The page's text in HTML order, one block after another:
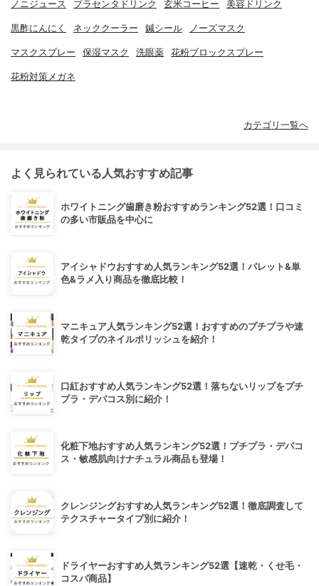
ノニジュース プラセンタドリンク 玄米コーヒー 美容ドリンク
黒酢にんにく ネッククーラー 鍼シール ノーズマスク
マスクスプレー 保湿マスク 洗眼薬 花粉ブロックスプレー
花粉対策メガネ
カテゴリ一覧へ
よく見られている人気おすすめ記事
ホワイトニング歯磨き粉おすすめランキング52選！口コミ
の多い市販品を中心に
アイシャドウおすすめ人気ランキング52選！パレット&単
色&ラメ入り商品を徹底比較！
マニキュア人気ランキング52選！おすすめのプチプラや速
乾タイプのネイルポリッシュを紹介！
口紅おすすめ人気ランキング52選！落ちないリップをプチ
プラ・デパコス別に紹介！
化粧下地おすすめ人気ランキング52選！プチプラ・デパコ
ス・敏感肌向けナチュラル商品も登場！
クレンジングおすすめ人気ランキング52選！徹底調査して
テクスチャータイプ別に紹介！
ドライヤーおすすめ人気ランキング52選【速乾・くせ毛・
コスパ商品】